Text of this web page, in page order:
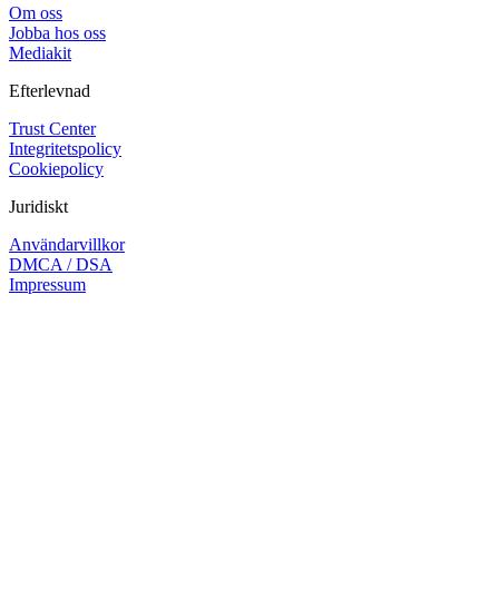
Om oss
Jobba hos oss
Mediakit
Efterlevnad
Trust Center
Integritetspolicy
Cookiepolicy
Juridiskt
Användarvillkor
DMCA / DSA
Impressum